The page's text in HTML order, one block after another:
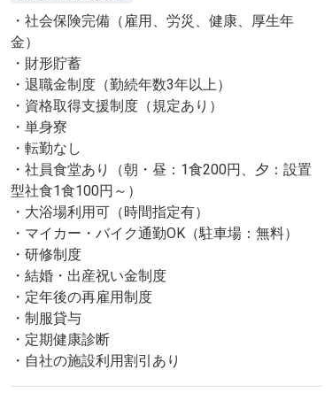
・社会保険完備（雇用、労災、健康、厚生年
金）
・財形貯蓄
・退職金制度（勤続年数3年以上）
・資格取得支援制度（規定あり）
・単身寮
・転勤なし
・社員食堂あり（朝・昼：1食200円、夕：設置
型社食1食100円～）
・大浴場利用可（時間指定有）
・マイカー・バイク通勤OK（駐車場：無料）
・研修制度
・結婚・出産祝い金制度
・定年後の再雇用制度
・制服貸与
・定期健康診断
・自社の施設利用割引あり